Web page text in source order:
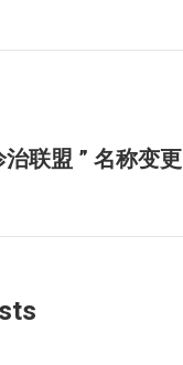
治联盟 ” 名称变更